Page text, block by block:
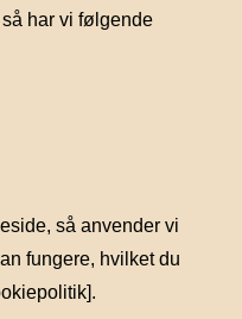
har vi følgende
så anvender vi
fungere, hvilket du